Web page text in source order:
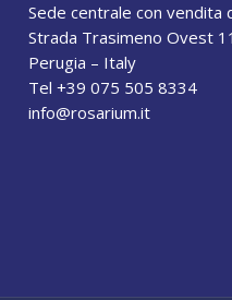
Sede centrale con vendita
Strada Trasimeno Ovest
Perugia – Italy
Tel +39 075 505 8334
info@rosarium.it